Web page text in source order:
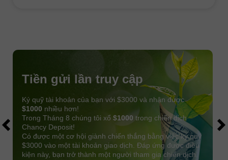
Tiền gửi lần truy cập
Ký quỹ tài khoản của bạn với $3000 và nhận được
$1000 nhiều hơn!
Trong Tháng 8 chúng tôi xổ $1000 trong chiến dịch
Chancy Deposit!
Có được một cơ hội giành chiến thắng bằng việc ký quỹ
$3000 vào một tài khoản giao dịch. Đáp ứng được điều
kiện này, bạn trở thành một người tham gia chiến dịch.
NHẬN THƯỞNG